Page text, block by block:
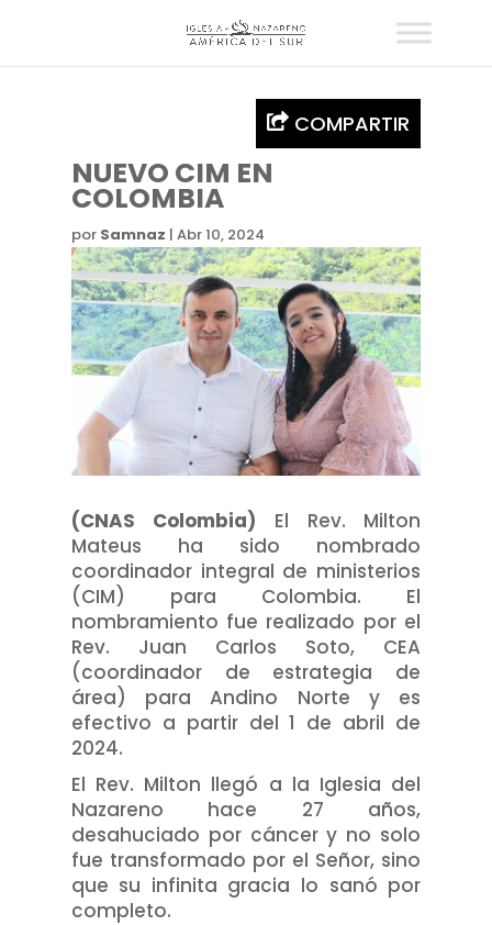
COMPARTIR
NUEVO CIM EN
COLOMBIA
por Samnaz | Abr 10, 2024
(CNAS Colombia) El Rev. Milton
Mateus ha sido nombrado
coordinador integral de ministerios
(CIM) para Colombia. El
nombramiento fue realizado por el
Rev. Juan Carlos Soto, CEA
(coordinador de estrategia de
área) para Andino Norte y es
efectivo a partir del 1 de abril de
2024.
El Rev. Milton llegó a la Iglesia del
Nazareno hace 27 años,
desahuciado por cáncer y no solo
fue transformado por el Señor, sino
que su infinita gracia lo sanó por
completo.